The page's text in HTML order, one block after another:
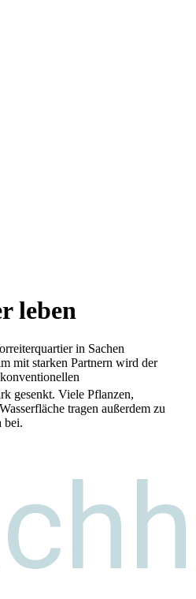
leben
in Sachen
mit starken Partnern wird der
gesenkt. Viele Pflanzen,
tragen außerdem zu
bei.